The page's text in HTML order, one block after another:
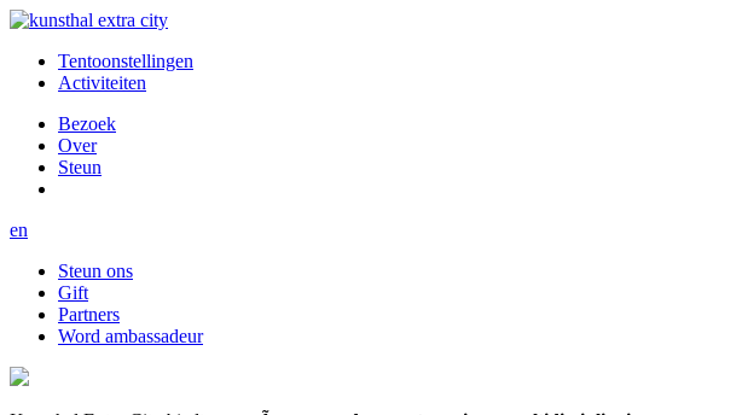
Tentoonstellingen
Activiteiten
Bezoek
Over
Steun
en
Steun ons
Gift
Partners
Word ambassadeur